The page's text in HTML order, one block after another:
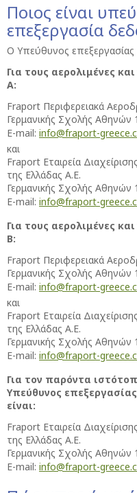
Ποιος είναι
επεξεργασία
Ο Υπεύθυνος επεξεργασίας
Για τους αερολιμένες
Α:
Fraport Περιφερειακά
Γερμανικής Σχολής
E-mail: info@fraport-
και
Fraport Εταιρεία
της Ελλάδας Α.Ε.
Γερμανικής Σχολής
E-mail: info@fraport-
Για τους αερολιμένες
Β:
Fraport Περιφερειακά
Γερμανικής Σχολής
E-mail: info@fraport-
και
Fraport Εταιρεία
της Ελλάδας Α.Ε.
Γερμανικής Σχολής
E-mail: info@fraport-
Για τον παρόντα
Υπεύθυνος
είναι:
Fraport Εταιρεία
της Ελλάδας Α.Ε.
Γερμανικής Σχολής
E-mail: info@fraport-